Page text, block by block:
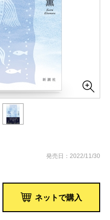
発売日：2022/11/30
ネットで購入